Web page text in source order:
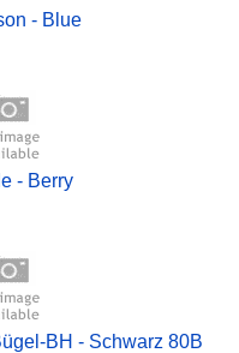
- Blue
- Berry
BH - Schwarz 80B